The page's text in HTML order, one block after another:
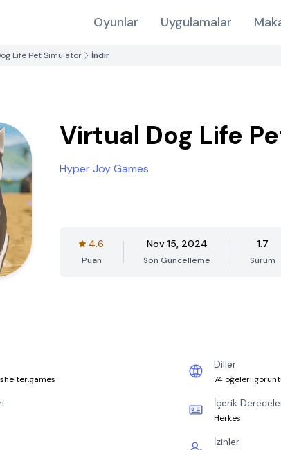
Oyunlar Uygulamalar
Life Pet Simulator İndir
Virtual Dog Life
Hyper Joy Games
4.6
Puan
Nov 15, 2024
Son Güncelleme
1.7
Sürüm
Diller
74 öğeleri
İçerik
Herkes
İzinler